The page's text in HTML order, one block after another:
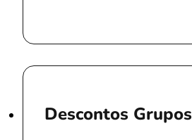
Descontos Grupos